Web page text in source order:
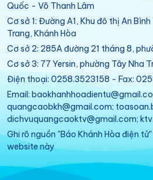
Quốc - Võ Thanh Lâm
Cơ sở 1: Đường A1, Khu đô thị An
Trang, Khánh Hòa
Cơ sở 2: 285A đường 21 tháng 8,
Cơ sở 3: 77 Yersin, phường Tây Nha
Điện thoại: 0258.3523158 - Fax:
Email:
quangcaobkh@gmail.com;
dichvuquangcaoktv@gmail.com;
Ghi rõ nguồn "Báo Khánh Hòa điện
website này